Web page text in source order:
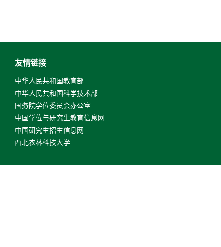
友情链接
中华人民共和国教育部
中华人民共和国科学技术部
国务院学位委员会办公室
中国学位与研究生教育信息网
中国研究生招生信息网
西北农林科技大学